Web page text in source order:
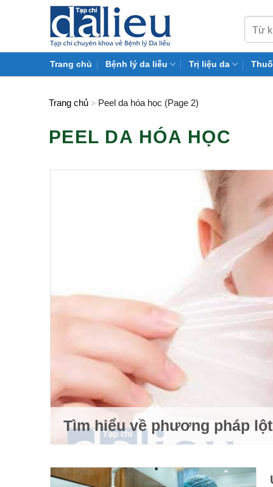
Trang chủ Bệnh lý da liễu Trị liệu da
Trang chủ >Peel da hóa học (Page 2)
PEEL DA HÓA HỌC
Tìm hiểu về phương pháp